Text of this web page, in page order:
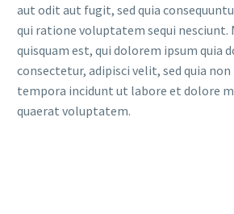
aut odit aut fugit, sed quia
qui ratione voluptatem sequi nesciunt.
quisquam est, qui dolorem ipsum quia
consectetur, adipisci velit, sed quia
tempora incidunt ut labore et dolore
quaerat voluptatem.